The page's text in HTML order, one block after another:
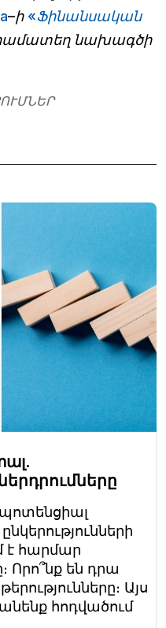
–ի «Ֆինանսական
նախագծի
է հարմար
Որո՞նք են դրա
Այս
հոդվածում